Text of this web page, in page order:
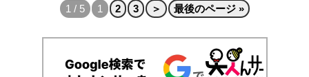
1 / 5 1 2 3 ＞ 最後のページ »